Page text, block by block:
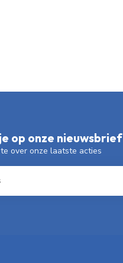
op onze nieuwsbrief
over onze laatste acties